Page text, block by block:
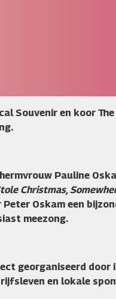
Souvenir en koor
Pauline
Christmas,
Oskam een
meezong.
georganiseerd
en lokale